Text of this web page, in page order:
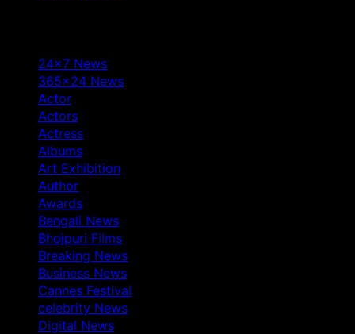
24×7 News
365×24 News
Actor
Actors
Actress
Albums
Art Exhibition
Author
Awards
Bengali News
Bhojpuri Films
Breaking News
Business News
Cannes Festival
celebrity News
Digital News